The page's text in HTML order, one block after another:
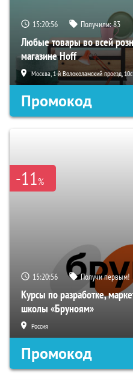
15:20:55 Получили:83
Любые товары во всей
магазине Hoff
Москва, 1-й Волоколамский проезд,
Промокод
-11%
15:20:55 Получи первым!
Курсы по разработке,
школы «Бруноям»
Россия
Промокод